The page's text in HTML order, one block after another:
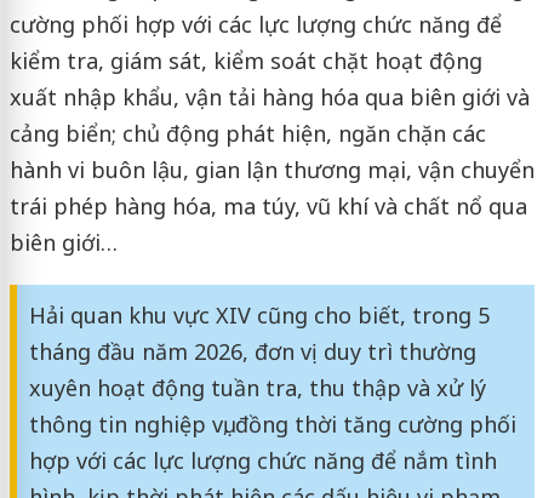
cường phối hợp với các lực lượng chức năng để
kiểm tra, giám sát, kiểm soát chặt hoạt động
xuất nhập khẩu, vận tải hàng hóa qua biên giới và
cảng biển; chủ động phát hiện, ngăn chặn các
hành vi buôn lậu, gian lận thương mại, vận chuyển
trái phép hàng hóa, ma túy, vũ khí và chất nổ qua
biên giới…
Hải quan khu vực XIV cũng cho biết, trong 5
tháng đầu năm 2026, đơn vị duy trì thường
xuyên hoạt động tuần tra, thu thập và xử lý
thông tin nghiệp vụ, đồng thời tăng cường phối
hợp với các lực lượng chức năng để nắm tình